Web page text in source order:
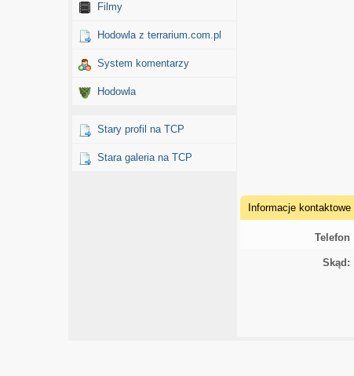
Filmy
Hodowla z terrarium.com.pl
System komentarzy
Hodowla
Stary profil na TCP
Stara galeria na TCP
Informacje kontaktowe
Telefon
Skąd: